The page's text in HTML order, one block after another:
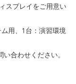
スプレイをご用意い
用、1台：演習環境
合わせください。